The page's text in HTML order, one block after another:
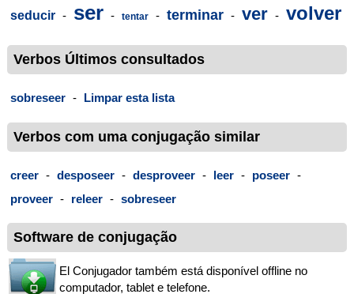
seducir - ser - tentar - terminar - ver - volver
Verbos Últimos consultados
sobreseer - Limpar esta lista
Verbos com uma conjugação similar
creer - desposeer - desproveer - leer - poseer -
proveer - releer - sobreseer
Software de conjugação
El Conjugador também está disponível offline no
computador, tablet e telefone.